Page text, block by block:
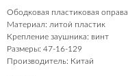
Ободковая пластиковая оправа
Материал: литой пластик
Крепление заушника: винт
Размеры: 47-16-129
Производитель: Китай